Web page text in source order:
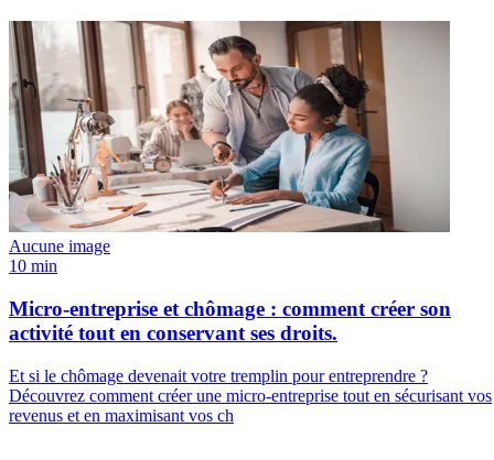
Aucune image
10 min
Micro-entreprise et chômage : comment créer son
activité tout en conservant ses droits.
Et si le chômage devenait votre tremplin pour entreprendre ?
Découvrez comment créer une micro-entreprise tout en sécurisant vos
revenus et en maximisant vos ch